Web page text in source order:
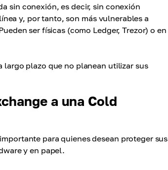
sin conexión, es decir, sin conexión
y, por tanto, son más vulnerables a
ser físicas (como Ledger, Trezor) o en
largo plazo que no planean utilizar sus
a una Cold
para quienes desean proteger sus
y en papel.